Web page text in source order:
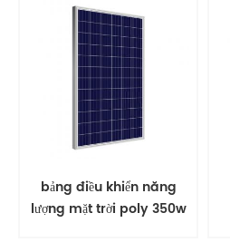
bảng điều khiển năng
lượng mặt trời poly 350w